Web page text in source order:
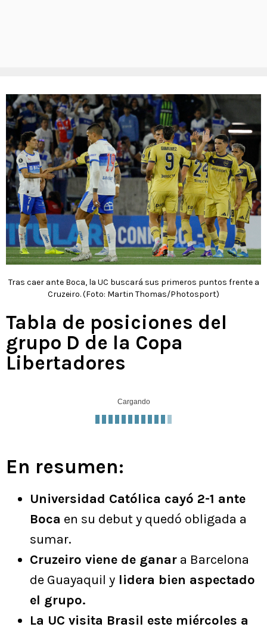
Tras caer ante Boca, la UC buscará sus primeros puntos frente a
Cruzeiro. (Foto: Martin Thomas/Photosport)
Tabla de posiciones del
grupo D de la Copa
Libertadores
Cargando
En resumen:
Universidad Católica cayó 2-1 ante
Boca en su debut y quedó obligada a
sumar.
Cruzeiro viene de ganar a Barcelona
de Guayaquil y lidera bien aspectado
el grupo.
La UC visita Brasil este miércoles a